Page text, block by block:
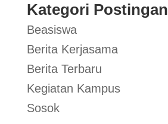
Kategori Postingan
Beasiswa
Berita Kerjasama
Berita Terbaru
Kegiatan Kampus
Sosok